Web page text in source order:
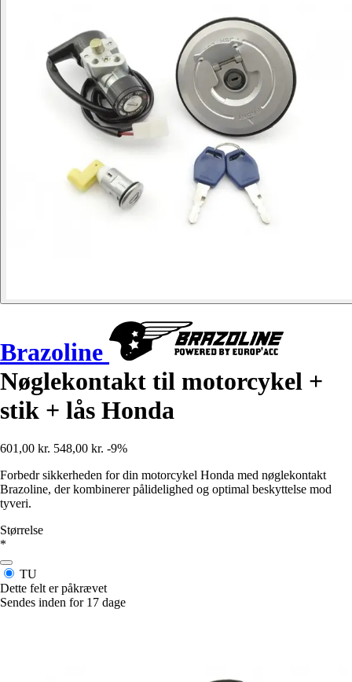
Brazoline
Nøglekontakt til motorcykel +
stik + lås Honda
601,00 kr. 548,00 kr. -9%
Forbedr sikkerheden for din motorcykel Honda med nøglekontakt
Brazoline, der kombinerer pålidelighed og optimal beskyttelse mod
tyveri.
Størrelse
*
TU
Dette felt er påkrævet
Sendes inden for 17 dage